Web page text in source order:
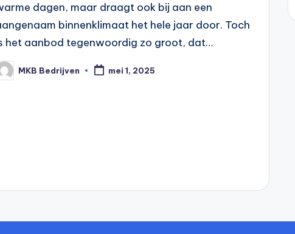
dagen, maar draagt ook bij aan een
binnenklimaat het hele jaar door. Toch
het aanbod tegenwoordig zo groot, dat…
MKB Bedrijven mei 1, 2025